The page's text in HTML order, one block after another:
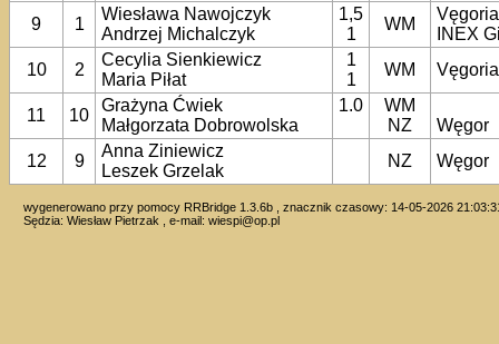
9
1
Wiesława Nawojczyk 1,5
WM
Andrzej Michalczyk
1
INEX
10
2
Cecylia Sienkiewicz 1
WM
Maria Piłat
1
11
10
Grażyna Ćwiek 1.0
WM
Małgorzata Dobrowolska
NZ
Węgor
12
9
Anna Ziniewicz
NZ Węgor
Leszek Grzelak
wygenerowano przy pomocy RRBridge 1.3.6b , znacznik czasowy: 14-05-2026
Sędzia: Wiesław Pietrzak , e-mail:wiespi@op.pl